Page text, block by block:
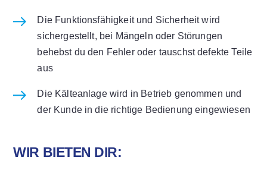
Die Funktionsfähigkeit und Sicherheit wird
sichergestellt, bei Mängeln oder Störungen
behebst du den Fehler oder tauschst defekte Teile
aus
Die Kälteanlage wird in Betrieb genommen und
der Kunde in die richtige Bedienung eingewiesen
WIR BIETEN DIR: